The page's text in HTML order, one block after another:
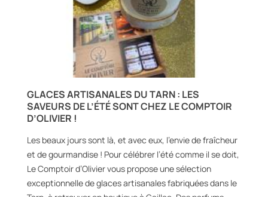
GLACES ARTISANALES DU TARN : LES
SAVEURS DE L’ÉTÉ SONT CHEZ LE COMPTOIR
D’OLIVIER !
Les beaux jours sont là, et avec eux, l’envie de fraîcheur
et de gourmandise ! Pour célébrer l’été comme il se doit,
Le Comptoir d’Olivier vous propose une sélection
exceptionnelle de glaces artisanales fabriquées dans le